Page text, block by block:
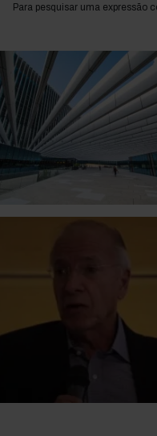
Para pesquisar uma expressão